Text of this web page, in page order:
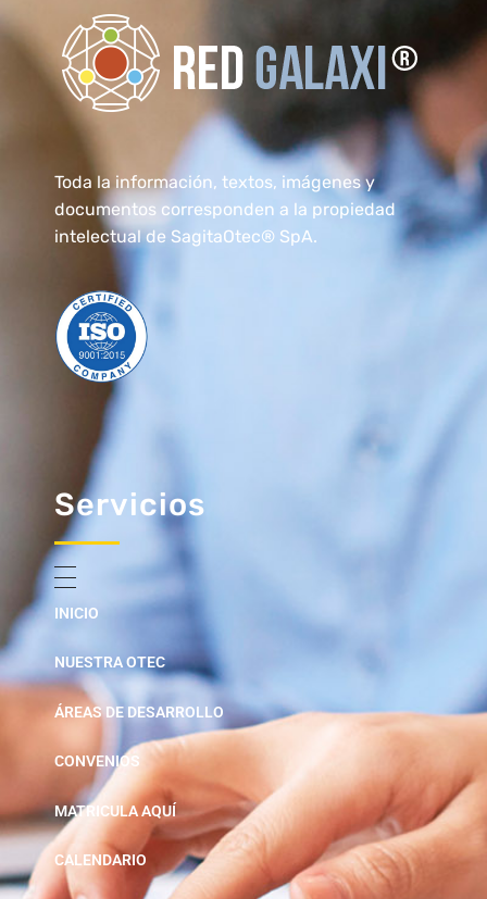
Toda la información, textos, imágenes y
documentos corresponden a la propiedad
intelectual de SagitaOtec® SpA.
Servicios
INICIO
NUESTRA OTEC
ÁREAS DE DESARROLLO
CONVENIOS
MATRICULA AQUÍ
CALENDARIO